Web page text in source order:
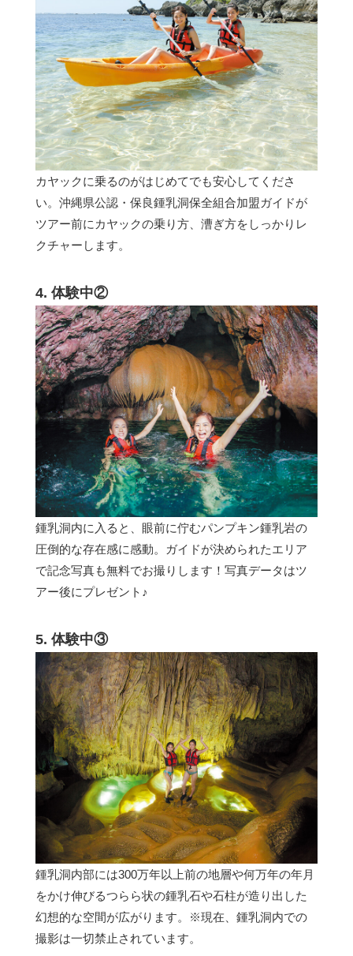
カヤックに乗るのがはじめてでも安心してくださ
い。沖縄県公認・保良鍾乳洞保全組合加盟ガイドが
ツアー前にカヤックの乗り方、漕ぎ方をしっかりレ
クチャーします。
4. 体験中②
鍾乳洞内に入ると、眼前に佇むパンプキン鍾乳岩の
圧倒的な存在感に感動。ガイドが決められたエリア
で記念写真も無料でお撮りします！写真データはツ
アー後にプレゼント♪
5. 体験中③
鍾乳洞内部には300万年以上前の地層や何万年の年月
をかけ伸びるつらら状の鍾乳石や石柱が造り出した
幻想的な空間が広がります。※現在、鍾乳洞内での
撮影は一切禁止されています。